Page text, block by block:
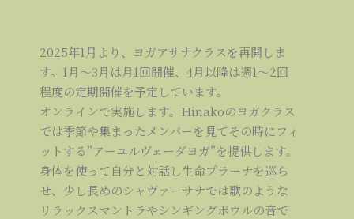
2025年1月より、ヨガアサナクラスを再開しま
す。1月～3月は月1回開催、4月以降は週1～2回
程度の定期開催を予定しています。
オンラインで実施します。Hinakoのヨガクラス
では季節や集まったメンバーを見てその時にフィ
ットする”アーユルヴェーダヨガ”を提供します。
身体を使って自分と対話し生命プラーナを巡ら
せ、少し長めのシャヴァーサナでは歌のような
リラックスマントラやシンギングボウルの音で